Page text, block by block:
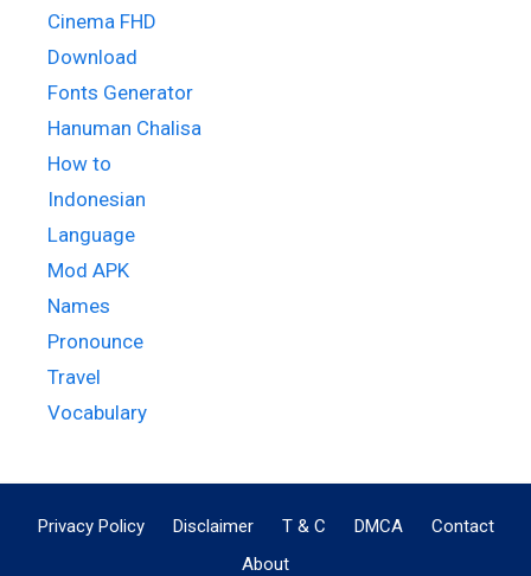
Cinema FHD
Download
Fonts Generator
Hanuman Chalisa
How to
Indonesian
Language
Mod APK
Names
Pronounce
Travel
Vocabulary
Privacy Policy Disclaimer T & C DMCA
Contact
About